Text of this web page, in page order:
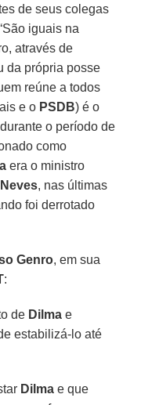
de seus colegas
iguais na
através de
da própria posse
reúne a todos
e o PSDB) é o
durante o período de
como
era o ministro
, nas últimas
foi derrotado
Genro, em sua
:
de Dilma e
estabilizá-lo até
Dilma e que